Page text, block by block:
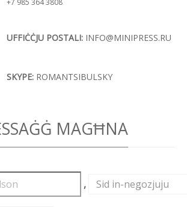
+7 985 364 3808
UFFIĊĊJU POSTALI: INFO@MINIPRESS.RU
SKYPE: ROMANTSIBULSKY
MAGĦNA
, Sid in-negozjuju
,